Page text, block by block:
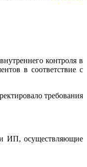
контроля в
в соответствие с
требования
и ИП, осуществляющие